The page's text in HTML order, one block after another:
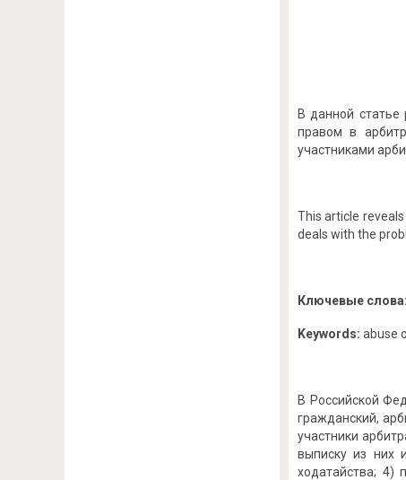
В данной статье
правом в
участниками
This article
deals with the
Ключевые слова:
Keywords: abuse
В Российской
гражданский,
участники
выписку из них
ходатайства; 4)